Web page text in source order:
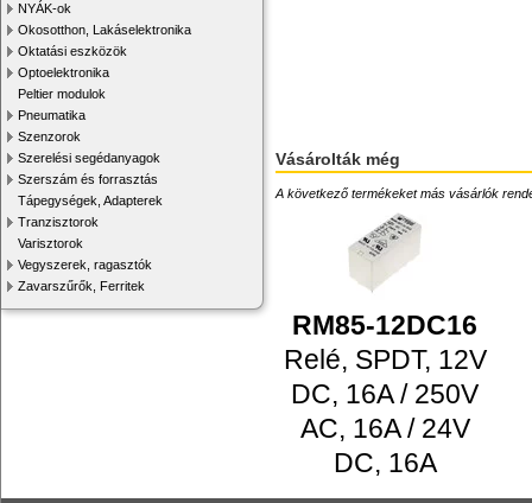
NYÁK-ok
Okosotthon, Lakáselektronika
Oktatási eszközök
Optoelektronika
Peltier modulok
Pneumatika
Szenzorok
Szerelési segédanyagok
Szerszám és forrasztás
Tápegységek, Adapterek
Tranzisztorok
Varisztorok
Vegyszerek, ragasztók
Zavarszűrők, Ferritek
Vásárolták még
A következő termékeket más vásárlók
RM85-12DC16
Relé, SPDT, 12V
DC, 16A / 250V
AC, 16A / 24V
DC, 16A